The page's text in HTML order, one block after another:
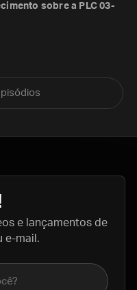
sobre a PLC 03-
e lançamentos de
e-mail.